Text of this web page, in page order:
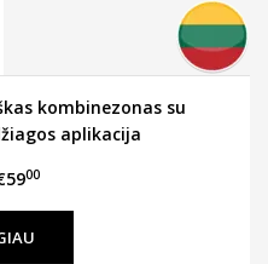
kombinezonas su
aplikacija
00